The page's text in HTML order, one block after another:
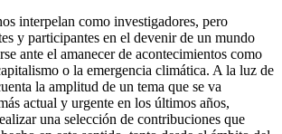
interpelan como investigadores, pero
y participantes en el devenir de un mundo
ante el amanecer de acontecimientos como
o la emergencia climática. A la luz de
la amplitud de un tema que se va
actual y urgente en los últimos años,
una selección de contribuciones que